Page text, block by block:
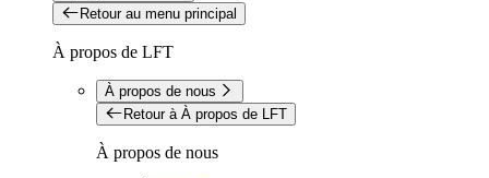
Retour au menu principal
À propos de LFT
À propos de nous
Retour à À propos de LFT
À propos de nous